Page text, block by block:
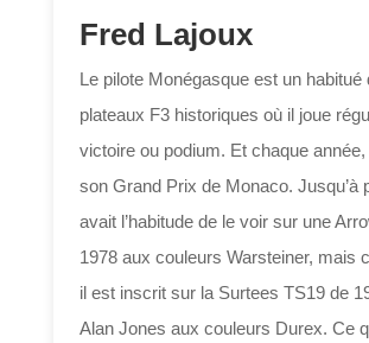
Fred Lajoux
Le pilote Monégasque est un habitué
plateaux F3 historiques où il joue
victoire ou podium. Et chaque année,
son Grand Prix de Monaco. Jusqu’à
avait l’habitude de le voir sur une
1978 aux couleurs Warsteiner, mais
il est inscrit sur la Surtees TS19 de
Alan Jones aux couleurs Durex. Ce